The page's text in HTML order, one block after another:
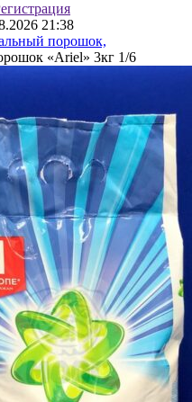
21:38
порошок,
«Ariel» 3кг 1/6